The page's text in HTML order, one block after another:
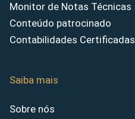
Monitor de Notas Técnicas
Conteúdo patrocinado
Contabilidades Certificadas
Saiba mais
Sobre nós